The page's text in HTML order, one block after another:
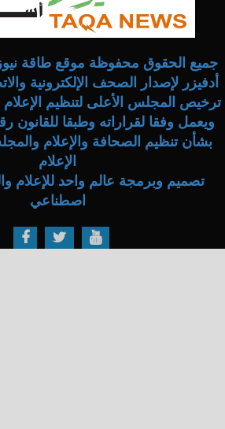
جميع الحقوق محفوظة موقع طاقة
أدفيزر لإصدار الصحف الإلكترونية
بشأن تنظيم الصحافة والإعلام
الإعلام
تصميم وبرمجة عالم واحد للإعلام
اصطناعي